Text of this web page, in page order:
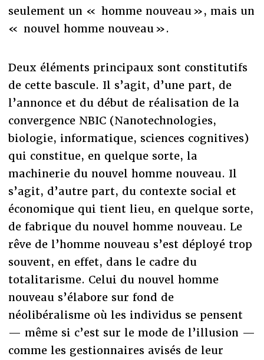
seulement un « homme nouveau », mais un
« nouvel homme nouveau ».
Deux éléments principaux sont constitutifs
de cette bascule. Il s’agit, d’une part, de
l’annonce et du début de réalisation de la
convergence NBIC (Nanotechnologies,
biologie, informatique, sciences cognitives)
qui constitue, en quelque sorte, la
machinerie du nouvel homme nouveau. Il
s’agit, d’autre part, du contexte social et
économique qui tient lieu, en quelque sorte,
de fabrique du nouvel homme nouveau. Le
rêve de l’homme nouveau s’est déployé trop
souvent, en effet, dans le cadre du
totalitarisme. Celui du nouvel homme
nouveau s’élabore sur fond de
néolibéralisme où les individus se pensent
— même si c’est sur le mode de l’illusion —
comme les gestionnaires avisés de leur